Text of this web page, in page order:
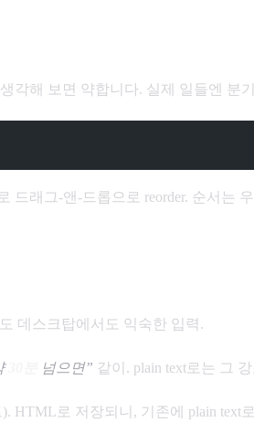
각해 보면 약합니다. 실제 일들엔 분
드래그-앤-드롭으로 reorder. 순서는
데스크탑에서도 익숙한 입력.
넘으면” 같이. plain text로는 그
HTML로 저장되니, 기존에 plain